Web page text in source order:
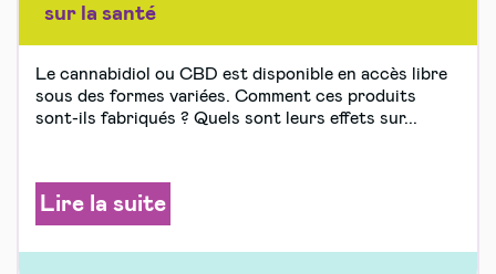
sur la santé
Le cannabidiol ou CBD est disponible en accès libre
sous des formes variées. Comment ces produits
sont-ils fabriqués ? Quels sont leurs effets sur...
Lire la suite